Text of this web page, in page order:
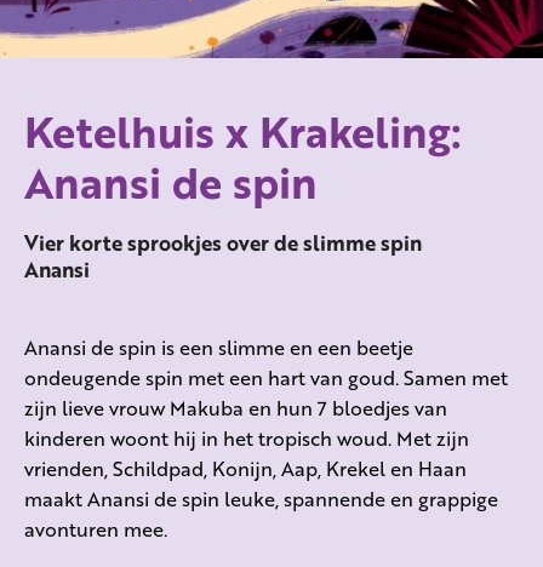
Ketelhuis x Krakeling:
Anansi de spin
Vier korte sprookjes over de slimme spin
Anansi
Anansi de spin is een slimme en een beetje
ondeugende spin met een hart van goud. Samen met
zijn lieve vrouw Makuba en hun 7 bloedjes van
kinderen woont hij in het tropisch woud. Met zijn
vrienden, Schildpad, Konijn, Aap, Krekel en Haan
maakt Anansi de spin leuke, spannende en grappige
avonturen mee.